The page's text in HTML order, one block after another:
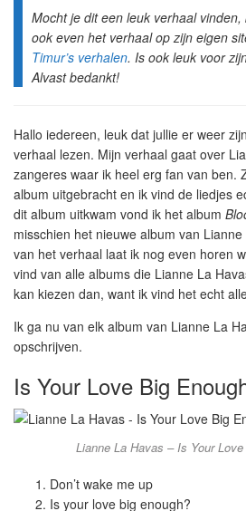
Mocht je dit een leuk verhaal
ook even het verhaal op zijn eigen
Timur’s verhalen. Is ook leuk voor
Alvast bedankt!
Hallo iedereen, leuk dat jullie er weer
verhaal lezen. Mijn verhaal gaat over
zangeres waar ik heel erg fan van ben.
album uitgebracht en ik vind de liedjes
dit album uitkwam vond ik het album
misschien het nieuwe album van
van het verhaal laat ik nog even horen
vind van alle albums die Lianne La
kan kiezen dan, want ik vind het echt
Ik ga nu van elk album van Lianne La
opschrijven.
Is Your Love Big
Lianne La Havas – Is Your
Don’t wake me up
Is your love big enough?